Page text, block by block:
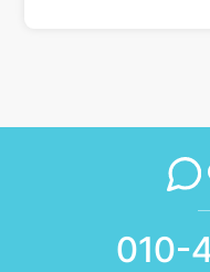
010-